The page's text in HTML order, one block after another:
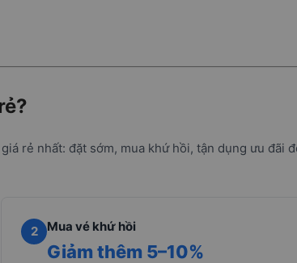
rẻ nhất: đặt sớm, mua khứ hồi, tận dụng ưu đãi
2 Mua vé khứ hồi
Giảm thêm 5–10%